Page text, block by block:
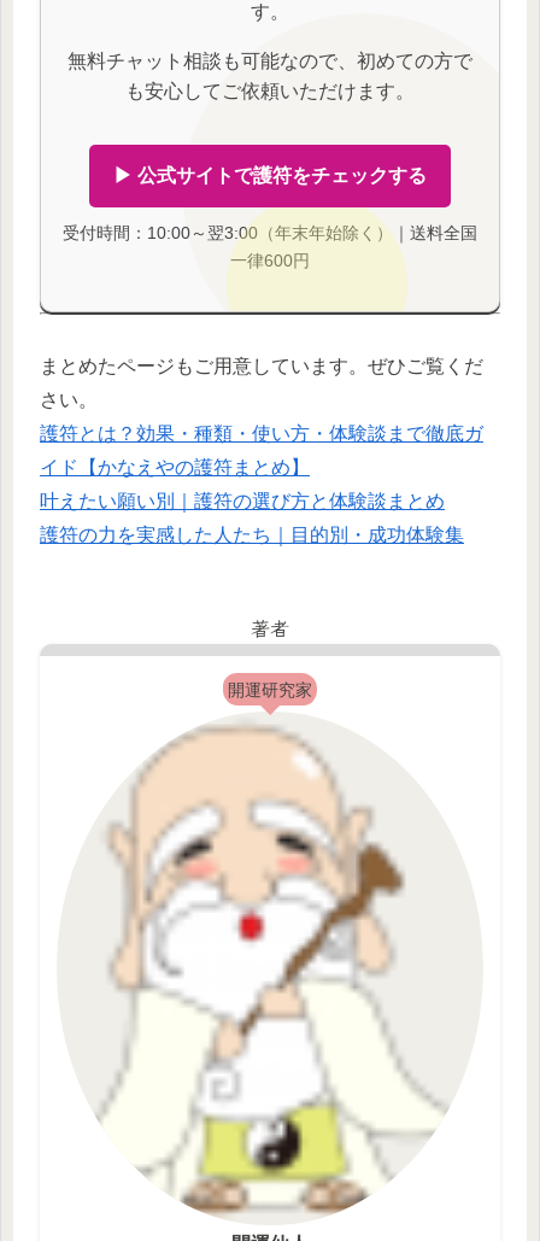
す。
無料チャット相談も可能なので、初めての方で
も安心してご依頼いただけます。
▶ 公式サイトで護符をチェックする
受付時間：10:00～翌3:00（年末年始除く）｜送料全国
一律600円
まとめたページもご用意しています。ぜひご覧くだ
さい。
護符とは？効果・種類・使い方・体験談まで徹底ガ
イド【かなえやの護符まとめ】
叶えたい願い別｜護符の選び方と体験談まとめ
護符の力を実感した人たち｜目的別・成功体験集
著者
開運研究家